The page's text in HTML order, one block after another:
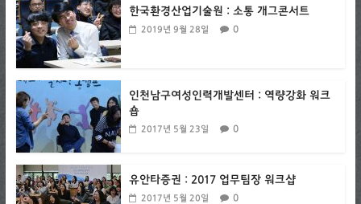
한국환경산업기술원 : 소통 개그콘서트
2019년 9월 28일 0
인천남구여성인력개발센터 : 역량강화 워크
숍
2017년 5월 23일 0
유안타증권 : 2017 업무팀장 워크샵
2017년 5월 20일 0